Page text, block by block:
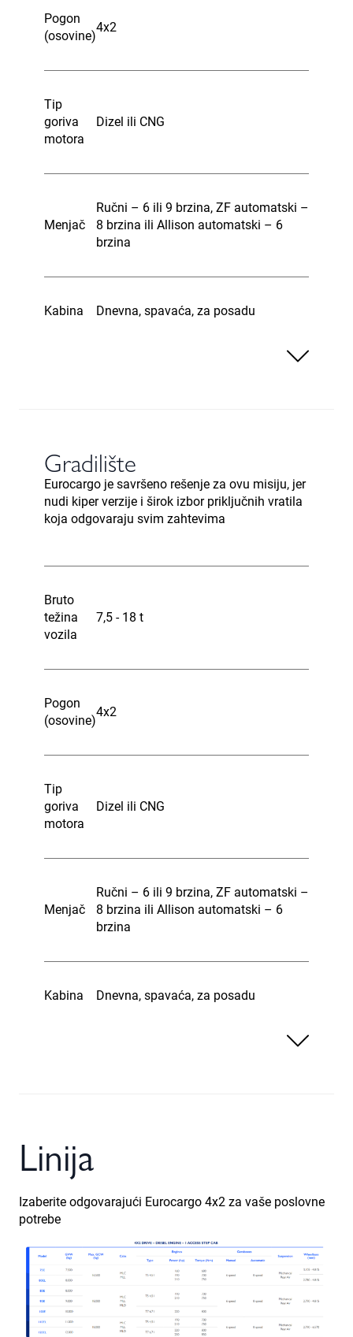
Pogon
(osovine)
4x2
Tip
goriva
motora
Dizel ili CNG
Menjač
Ručni – 6 ili 9 brzina, ZF automatski –
8 brzina ili Allison automatski – 6
brzina
Kabina Dnevna, spavaća, za posadu
Gradilište
Eurocargo je savršeno rešenje za ovu misiju, jer
nudi kiper verzije i širok izbor priključnih vratila
koja odgovaraju svim zahtevima
Bruto
težina
vozila
7,5 - 18 t
Pogon
(osovine)
4x2
Tip
goriva
motora
Dizel ili CNG
Menjač
Ručni – 6 ili 9 brzina, ZF automatski –
8 brzina ili Allison automatski – 6
brzina
Kabina Dnevna, spavaća, za posadu
Linija
Izaberite odgovarajući Eurocargo 4x2 za vaše poslovne
potrebe